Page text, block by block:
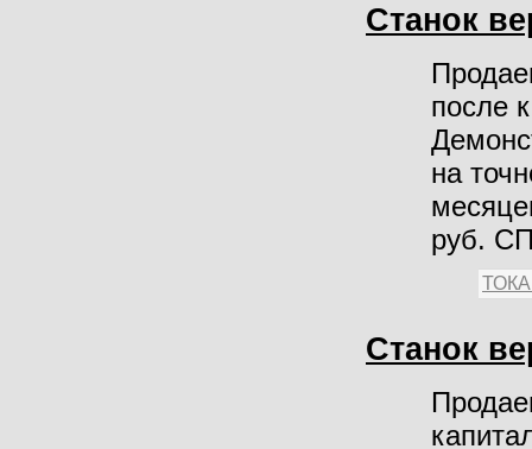
Станок
после
на
руб.
Станок